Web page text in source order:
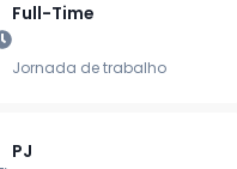
Full-Time
Jornada de trabalho
PJ